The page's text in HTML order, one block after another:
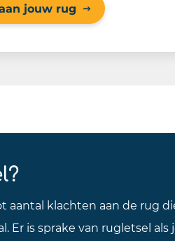
jouw rug
aantal klachten aan de rug
Er is sprake van rugletsel als